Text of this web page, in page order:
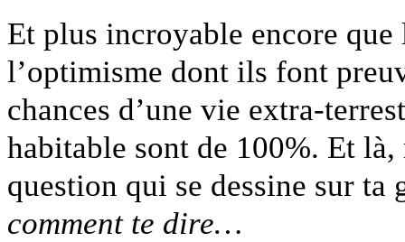
Et plus incroyable encore que
l’optimisme dont ils font
chances d’une vie extra-
habitable sont de 100%. Et
question qui se dessine sur ta
comment te dire…